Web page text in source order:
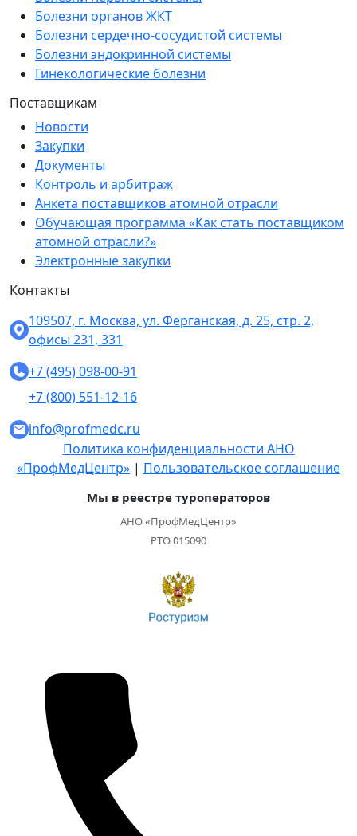
Болезни органов ЖКТ
Болезни сердечно-сосудистой системы
Болезни эндокринной системы
Гинекологические болезни
Поставщикам
Новости
Закупки
Документы
Контроль и арбитраж
Анкета поставщиков атомной отрасли
Обучающая программа «Как стать поставщиком
атомной отрасли?»
Электронные закупки
Контакты
109507, г. Москва, ул. Ферганская, д. 25, стр. 2,
офисы 231, 331
+7 (495) 098-00-91
+7 (800) 551-12-16
info@profmedc.ru
Политика конфиденциальности АНО
«ПрофМедЦентр» | Пользовательское соглашение
Мы в реестре туроператоров
АНО «ПрофМедЦентр»
РТО 015090